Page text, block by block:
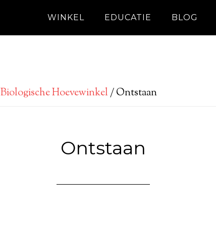
WINKEL EDUCATIE BLOG
Biologische Hoevewinkel/Ontstaan
Ontstaan